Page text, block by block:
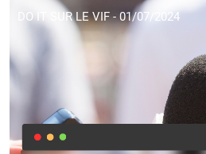
DO IT SUR LE VIF - 01/07/2024